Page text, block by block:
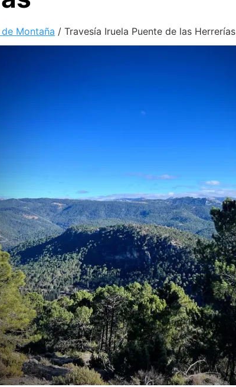
de Montaña / Travesía Iruela Puente de las Herrerías